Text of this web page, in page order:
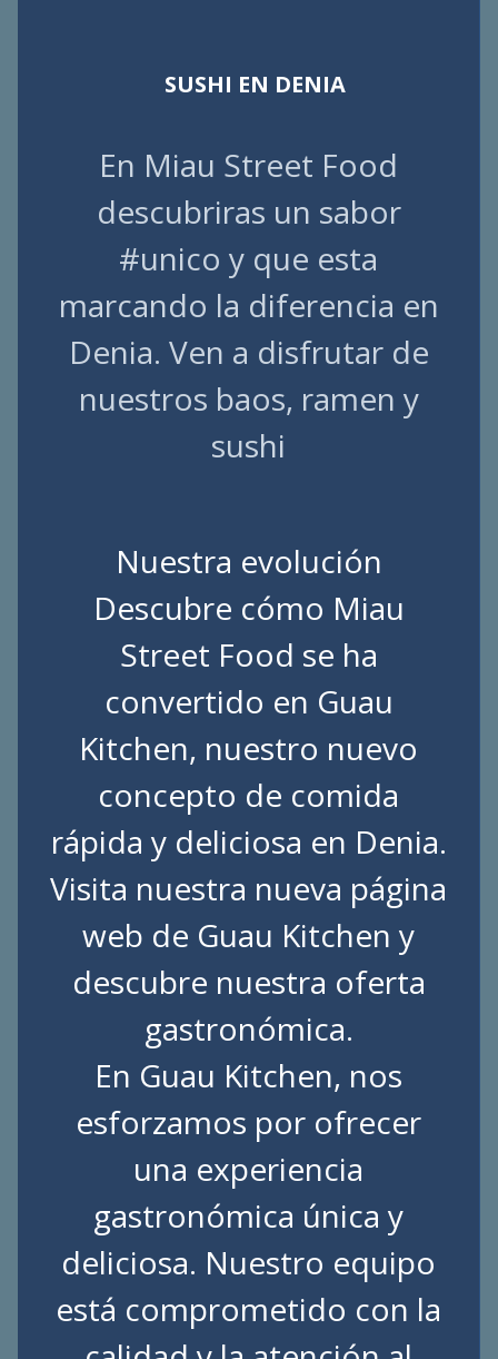
SUSHI EN DENIA
En Miau Street Food
descubriras un sabor
#unico y que esta
marcando la diferencia en
Denia. Ven a disfrutar de
nuestros baos, ramen y
sushi
Nuestra evolución
Descubre cómo Miau
Street Food se ha
convertido en Guau
Kitchen, nuestro nuevo
concepto de comida
rápida y deliciosa en Denia.
Visita nuestra nueva página
web de Guau Kitchen y
descubre nuestra oferta
gastronómica.
En Guau Kitchen, nos
esforzamos por ofrecer
una experiencia
gastronómica única y
deliciosa. Nuestro equipo
está comprometido con la